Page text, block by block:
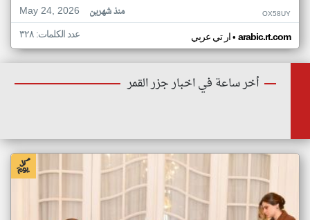
May 24, 2026
منذ شهرين OX58UY
ار تي عربي• arabic.rt.com عدد الكلمات: ٣٢٨
أخر ساعة في اخبار جزر القمر